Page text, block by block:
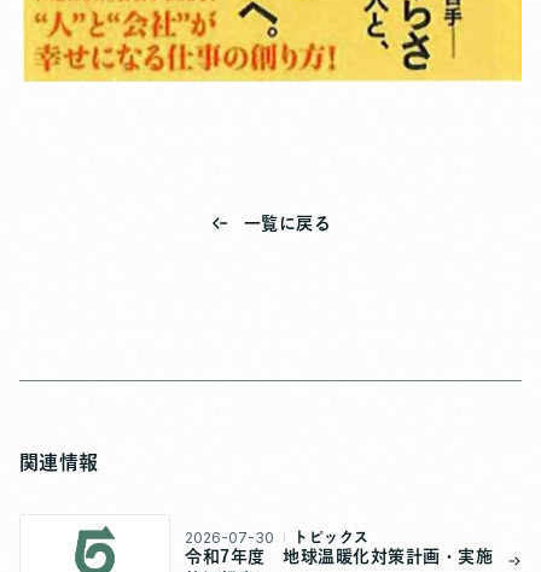
一覧に戻る
関連情報
2026-07-30 トピックス
令和7年度 地球温暖化対策計画・実施